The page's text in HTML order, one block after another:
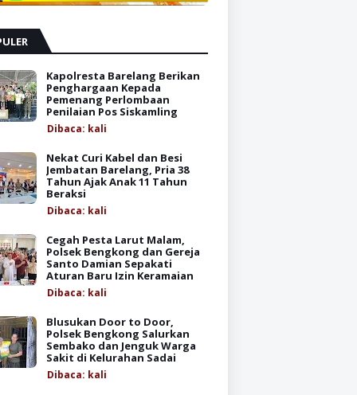
Kapolresta Barelang Berikan
Penghargaan Kepada
Pemenang Perlombaan
Penilaian Pos Siskamling
Dibaca: kali
Nekat Curi Kabel dan Besi
Jembatan Barelang, Pria 38
Tahun Ajak Anak 11 Tahun
Beraksi
Dibaca: kali
Cegah Pesta Larut Malam,
Polsek Bengkong dan Gereja
Santo Damian Sepakati
Aturan Baru Izin Keramaian
Dibaca: kali
Blusukan Door to Door,
Polsek Bengkong Salurkan
Sembako dan Jenguk Warga
Sakit di Kelurahan Sadai
Dibaca: kali